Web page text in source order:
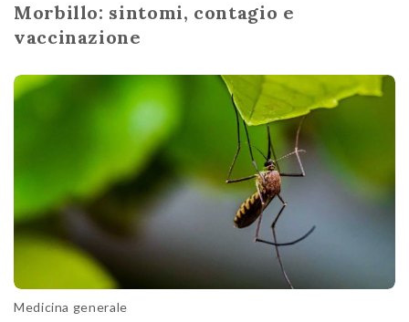
Morbillo: sintomi, contagio e
vaccinazione
Medicina generale